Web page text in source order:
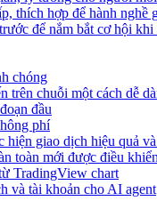
thích hợp để hành nghề
để nắm bắt cơ hội
chóng
trên chuỗi một cách dễ
đầu
phí
giao dịch hiệu quả
toàn mới được điều
TradingView chart
và tài khoản cho AI agent